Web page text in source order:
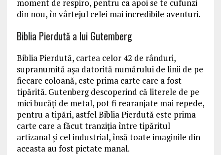
moment de respiro, pentru ca apoi se te cufunzi
din nou, în vârtejul celei mai incredibile aventuri.
Biblia Pierdută a lui Gutemberg
Biblia Pierdută, cartea celor 42 de rânduri,
supranumită aşa datorită numărului de linii de pe
fiecare coloană, este prima carte care a fost
tipărită. Gutenberg descoperind că literele de pe
mici bucăţi de metal, pot fi rearanjate mai repede,
pentru a tipări, astfel Biblia Pierdută este prima
carte care a făcut tranziţia între tipăritul
artizanal şi cel industrial, însă toate imaginile din
aceasta au fost pictate manal.